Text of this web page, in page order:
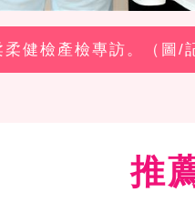
健檢產檢專訪。（圖/
推